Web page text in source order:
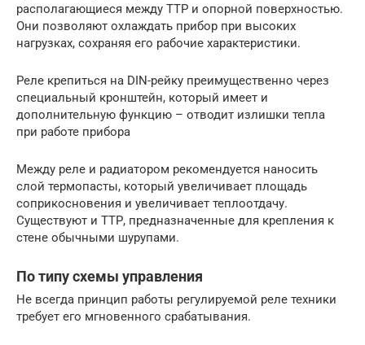
располагающиеся между ТТР и опорной поверхностью.
Они позволяют охлаждать прибор при высоких
нагрузках, сохраняя его рабочие характеристики.
Реле крепиться на DIN-рейку преимущественно через
специальный кронштейн, который имеет и
дополнительную функцию – отводит излишки тепла
при работе прибора
Между реле и радиатором рекомендуется наносить
слой термопасты, который увеличивает площадь
соприкосновения и увеличивает теплоотдачу.
Существуют и ТТР, предназначенные для крепления к
стене обычными шурупами.
По типу схемы управления
Не всегда принцип работы регулируемой реле техники
требует его мгновенного срабатывания.